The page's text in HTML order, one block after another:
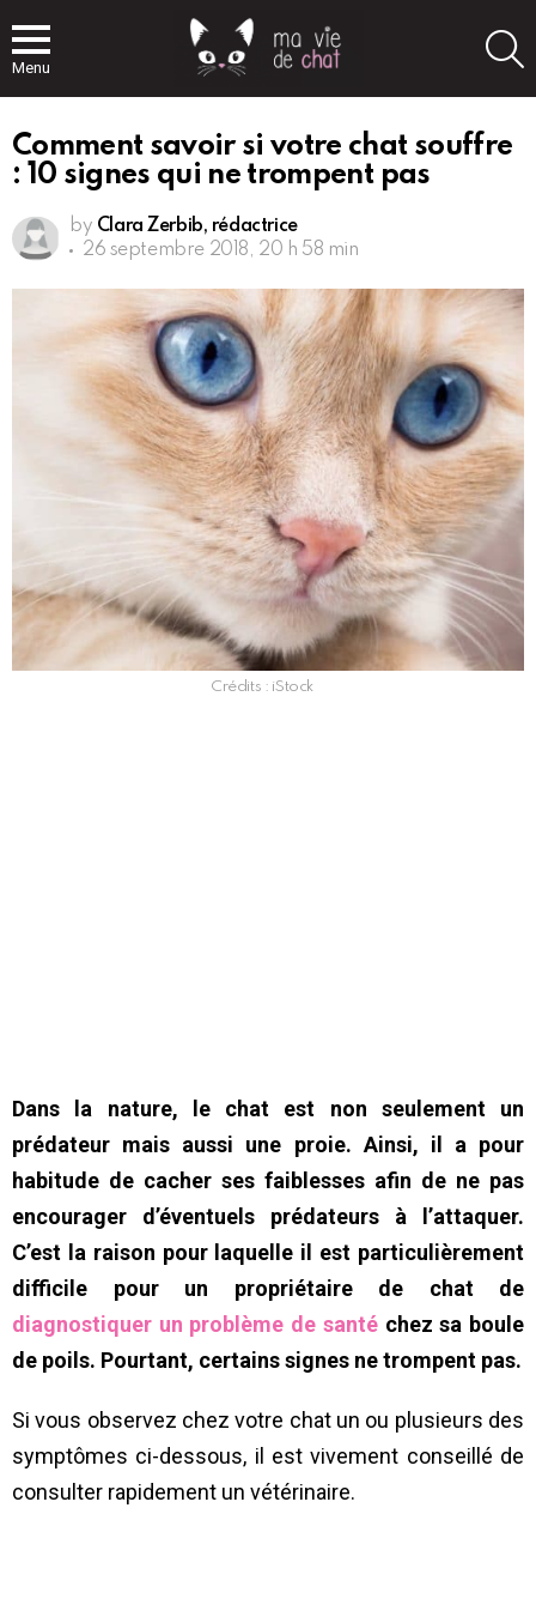
Menu
Comment savoir si votre chat souffre
: 10 signes qui ne trompent pas
by Clara Zerbib, rédactrice
26 septembre 2018, 20 h 58 min
Crédits : iStock
Dans la nature, le chat est non seulement un
prédateur mais aussi une proie. Ainsi, il a pour
habitude de cacher ses faiblesses afin de ne pas
encourager d’éventuels prédateurs à l’attaquer.
C’est la raison pour laquelle il est particulièrement
difficile pour un propriétaire de chat de
diagnostiquer un problème de santéchez sa boule
de poils. Pourtant, certains signes ne trompent pas.
Si vous observez chez votre chat un ou plusieurs des
symptômes ci-dessous, il est vivement conseillé de
consulter rapidement un vétérinaire.